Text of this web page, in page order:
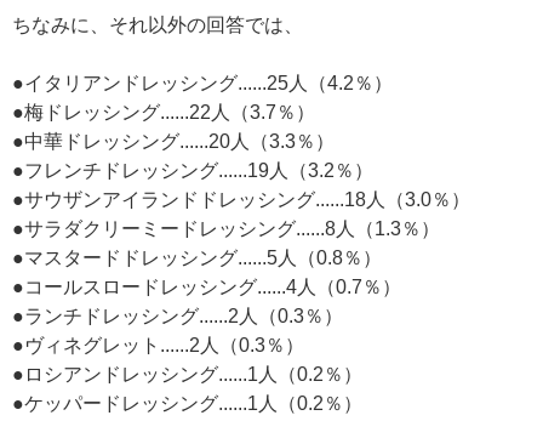
ちなみに、それ以外の回答では、
●イタリアンドレッシング......25人（4.2％）
●梅ドレッシング......22人（3.7％）
●中華ドレッシング......20人（3.3％）
●フレンチドレッシング......19人（3.2％）
●サウザンアイランドドレッシング......18人（3.0％）
●サラダクリーミードレッシング......8人（1.3％）
●マスタードドレッシング......5人（0.8％）
●コールスロードレッシング......4人（0.7％）
●ランチドレッシング......2人（0.3％）
●ヴィネグレット......2人（0.3％）
●ロシアンドレッシング......1人（0.2％）
●ケッパードレッシング......1人（0.2％）